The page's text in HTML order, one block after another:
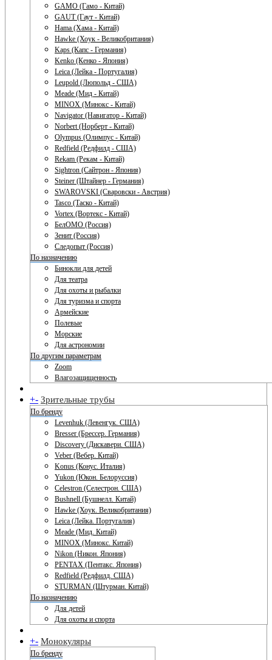
GAMO (Гамо - Китай)
GAUT (Гаут - Китай)
Hama (Хама - Китай)
Hawke (Хоук - Великобритания)
Kaps (Капс - Германия)
Kenko (Кенко - Япония)
Leica (Лейка - Португалия)
Leupold (Люпольд - США)
Meade (Мид - Китай)
MINOX (Минокс - Китай)
Navigator (Навигатор - Китай)
Norbert (Норберт - Китай)
Olympus (Олимпус - Китай)
Redfield (Редфилд - США)
Rekam (Рекам - Китай)
Sightron (Сайтрон - Япония)
Steiner (Штайнер - Германия)
SWAROVSKI (Сваровски - Австрия)
Tasco (Таско - Китай)
Vortex (Вортекс - Китай)
БелОМО (Россия)
Зенит (Россия)
Следопыт (Россия)
По назначению
Бинокли для детей
Для театра
Для охоты и рыбалки
Для туризма и спорта
Армейские
Полевые
Морские
Для астрономии
По другим параметрам
Zoom
Влагозащищенность
+- Зрительные трубы
По бренду
Levenhuk (Левенгук. США)
Bresser (Брессер. Германия)
Discovery (Дискавери. США)
Veber (Вебер. Китай)
Konus (Конус. Италия)
Yukon (Юкон. Белоруссия)
Celestron (Селестрон. США)
Bushnell (Бушнелл. Китай)
Hawke (Хоук. Великобритания)
Leica (Лейка. Португалия)
Meade (Мид. Китай)
MINOX (Минокс. Китай)
Nikon (Никон. Япония)
PENTAX (Пентакс. Япония)
Redfield (Редфилд. США)
STURMAN (Штурман. Китай)
По назначению
Для детей
Для охоты и спорта
+- Монокуляры
По бренду